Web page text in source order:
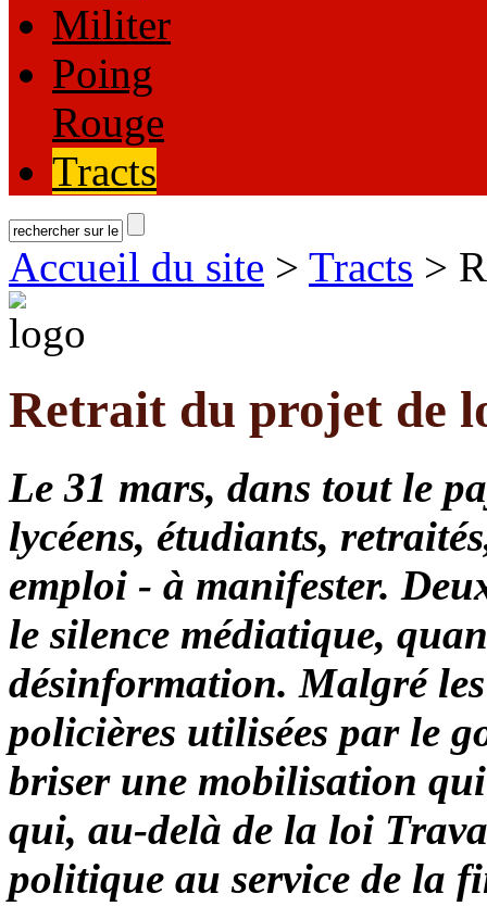
Militer
Poing
Rouge
Tracts
Accueil du site > Tracts >
Retrait du projet de
Le 31 mars, dans tout le
lycéens, étudiants,
emploi - à manifester.
le silence médiatique,
désinformation. Malgré
policières utilisées par le
briser une mobilisation
qui, au-delà de la loi
politique au service de la